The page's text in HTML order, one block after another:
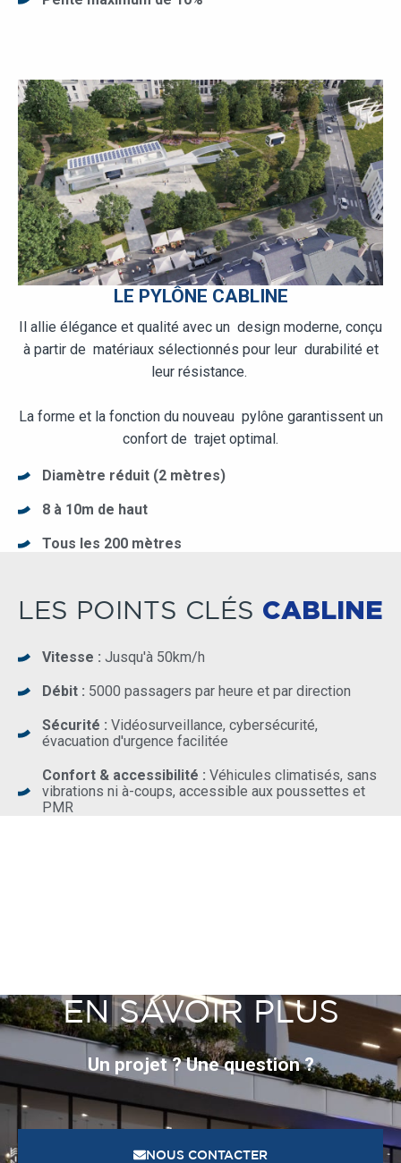
LE PYLÔNE CABLINE
Il allie élégance et qualité avec un design moderne, conçu
à partir de matériaux sélectionnés pour leur durabilité et
leur résistance.
La forme et la fonction du nouveau pylône garantissent un
confort de trajet optimal.
Diamètre réduit (2 mètres)
8 à 10m de haut
Tous les 200 mètres
LES POINTS CLÉS CABLINE
Vitesse : Jusqu'à 50km/h
Débit : 5000 passagers par heure et par direction
Sécurité : Vidéosurveillance, cybersécurité,
évacuation d'urgence facilitée
Confort & accessibilité : Véhicules climatisés, sans
vibrations ni à-coups, accessible aux poussettes et
PMR
EN SAVOIR PLUS
Un projet ? Une question ?
NOUS CONTACTER